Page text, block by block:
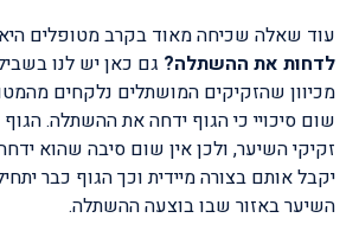
עוד שאלה שכיחה מאוד בקרב מטופלים
לדחות את ההשתלה? גם כאן יש לנו
מכיוון שהזקיקים המושתלים נלקחים
שום סיכויי כי הגוף ידחה את ההשתלה.
זקיקי השיער, ולכן אין שום סיבה שהוא
יקבל אותם בצורה מיידית וכך הגוף כבר
השיער באזור שבו בוצעה ההשתלה.